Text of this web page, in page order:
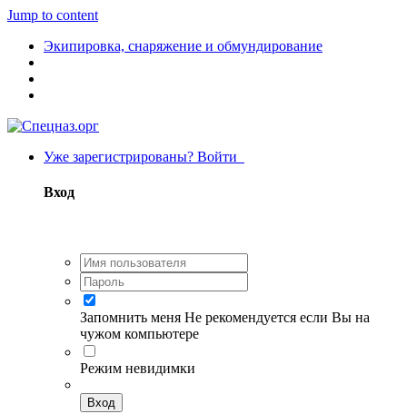
Jump to content
Экипировка, снаряжение и обмундирование
Уже зарегистрированы? Войти
Вход
Запомнить меня Не рекомендуется если Вы на
чужом компьютере
Режим невидимки
Вход